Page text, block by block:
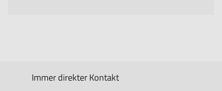
Immer direkter Kontakt